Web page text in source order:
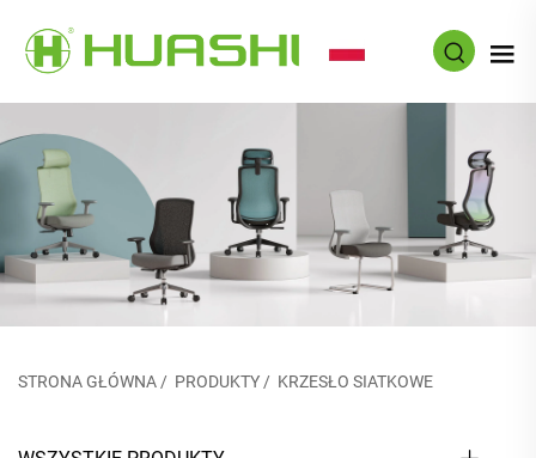
STRONA GŁÓWNA / PRODUKTY / KRZESŁO SIATKOWE